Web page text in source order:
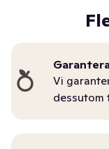
Vi
dessutom